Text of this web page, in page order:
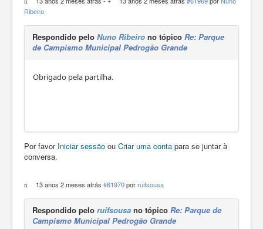
Ribeiro
Respondido pelo Nuno Ribeiro no tópico Re: Parque
de Campismo Municipal Pedrogão Grande
Obrigado pela partilha.
Por favor Iniciar sessão ou Criar uma conta para se juntar à
conversa.
13 anos 2 meses atrás #61970 porruifsousa
Respondido pelo ruifsousa no tópico Re: Parque de
Campismo Municipal Pedrogão Grande